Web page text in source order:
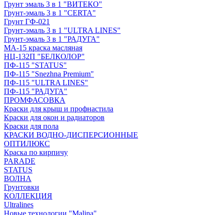
Грунт эмаль 3 в 1 "ВИТЕКО"
Грунт-эмаль 3 в 1 "CERTA"
Грунт ГФ-021
Грунт-эмаль 3 в 1 "ULTRA LINES"
Грунт-эмаль 3 в 1 "РАДУГА"
МА-15 краска масляная
НЦ-132П "БЕЛКОЛОР"
ПФ-115 "STATUS"
ПФ-115 "Snezhna Premium"
ПФ-115 "ULTRA LINES"
ПФ-115 "РАДУГА"
ПРОМФАСОВКА
Краски для крыш и профнастила
Краски для окон и радиаторов
Краски для пола
КРАСКИ ВОДНО-ДИСПЕРСИОННЫЕ
ОПТИЛЮКС
Краска по кирпичу
PARADE
STATUS
ВОЛНА
Грунтовки
КОЛЛЕКЦИЯ
Ultralines
Новые технологии "Malina"